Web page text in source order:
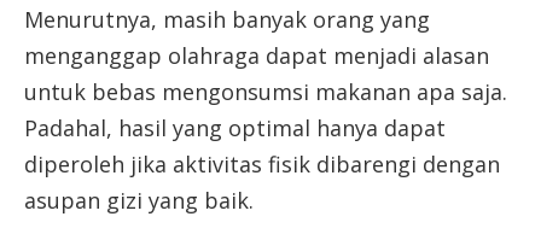
Menurutnya, masih banyak orang yang
menganggap olahraga dapat menjadi alasan
untuk bebas mengonsumsi makanan apa saja.
Padahal, hasil yang optimal hanya dapat
diperoleh jika aktivitas fisik dibarengi dengan
asupan gizi yang baik.